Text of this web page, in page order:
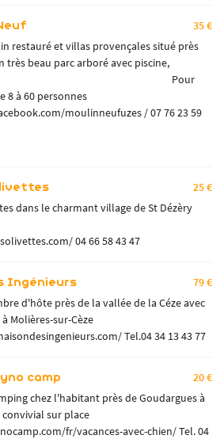
35 €
restauré et villas provençales situé près
très beau parc arboré avec piscine,
Pour
8 à 60 personnes
moulinneufuzes/ 07 76 23 59
25 €
dans le charmant village de St Dézèry
04 66 58 43 47
Ingénieurs
79 €
d'hôte près de la vallée de la Céze avec
Molières-sur-Cèze
Tel.04 34 13 43 77
camp
20 €
chez l'habitant près de Goudargues à
convivial sur place
fr/vacances-avec-chien/Tel. 04